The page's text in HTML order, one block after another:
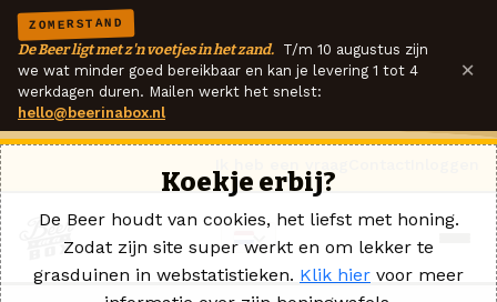
ZOMERSTAND
De Beer ligt met z'n voetjes in het zand. T/m 10 augustus zijn
we wat minder goed bereikbaar en kan je levering 1 tot 4
werkdagen duren. Mailen werkt het snelst:
hello@beerinabox.nl
×
Koekje erbij?
De Beer houdt van cookies, het liefst met honing.
Zodat zijn site super werkt en om lekker te
grasduinen in webstatistieken. Klik hier voor meer